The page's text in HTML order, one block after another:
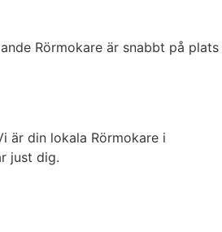
Rörmokare är snabbt på plats
är din lokala Rörmokare i
just dig.